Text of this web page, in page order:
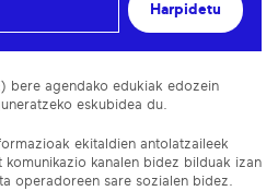
Harpidetu
bere agendako edukiak edozein
eskubidea du.
ekitaldien antolatzaileek
kanalen bidez bilduak izan
operadoreen sare sozialen bidez.